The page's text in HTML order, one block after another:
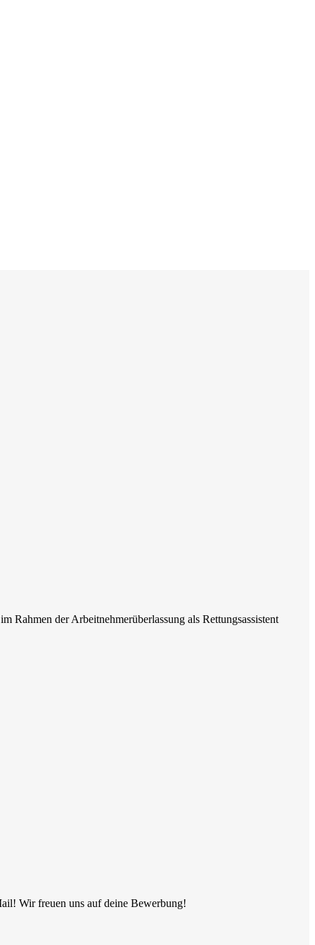
Rahmen der Arbeitnehmerüberlassung als Rettungsassistent
Wir freuen uns auf deine Bewerbung!